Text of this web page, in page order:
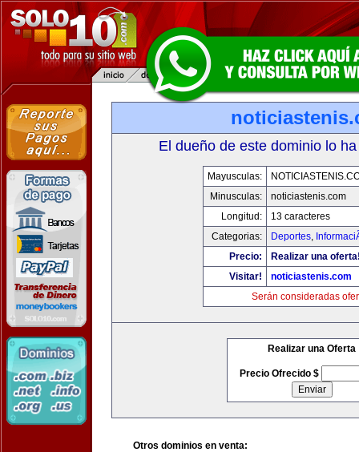
El dueño de este dominio lo
Mayusculas:
Minusculas:
noticiastenis.com
Longitud:
13 caracteres
Categorias:
Deportes,
Precio:
Realizar una
Visitar!
noticiastenis.com
Serán consideradas
Realizar una Oferta
Precio Ofrecido $
Otros dominios en venta: